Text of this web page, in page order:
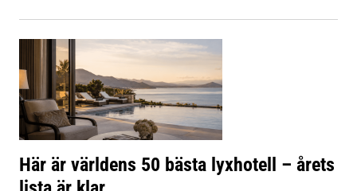
Här är världens 50 bästa lyxhotell – årets